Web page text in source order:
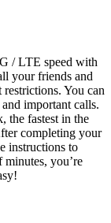
/ LTE speed with
your friends and
You can
important calls.
the fastest in the
completing your
instructions to
you’re